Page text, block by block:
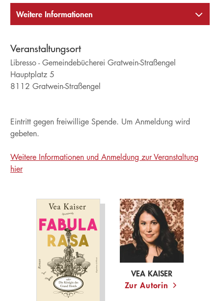
Weitere Informationen
Veranstaltungsort
Libresso - Gemeindebücherei Gratwein-Straßengel
Hauptplatz 5
8112 Gratwein-Straßengel
Eintritt gegen freiwillige Spende. Um Anmeldung wird
gebeten.
Weitere Informationen und Anmeldung zur Veranstaltung
hier
We need your consent to load
the Google Maps service!
This content is not permitted to load due to
trackers that are not disclosed to the visitor.
The website owner needs to setup the site
with their CMP to add this content to the list
of technologies used.
Powered by
Usercentrics Consent Management
VEA KAISER
Zur Autorin